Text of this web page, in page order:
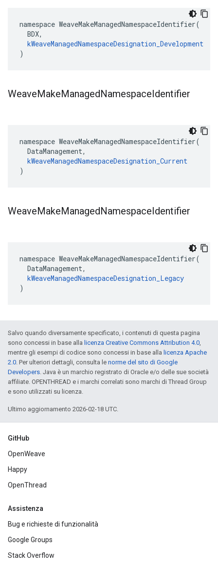
namespace WeaveMakeManagedNamespaceIdentifier(
  BDX,
kWeaveManagedNamespaceDesignation_Development
)
WeaveMakeManagedNamespaceIdentifier
namespace WeaveMakeManagedNamespaceIdentifier(
  DataManagement,
kWeaveManagedNamespaceDesignation_Current
)
WeaveMakeManagedNamespaceIdentifier
namespace WeaveMakeManagedNamespaceIdentifier(
  DataManagement,
kWeaveManagedNamespaceDesignation_Legacy
)
Salvo quando diversamente specificato, i contenuti di questa pagina
sono concessi in base alla licenza Creative Commons Attribution 4.0,
mentre gli esempi di codice sono concessi in base alla licenza Apache
2.0. Per ulteriori dettagli, consulta le norme del sito di Google
Developers. Java è un marchio registrato di Oracle e/o delle sue società
affiliate. OPENTHREAD e i marchi correlati sono marchi di Thread Group
e sono utilizzati su licenza.
Ultimo aggiornamento 2026-02-18 UTC.
GitHub
OpenWeave
Happy
OpenThread
Assistenza
Bug e richieste di funzionalità
Google Groups
Stack Overflow